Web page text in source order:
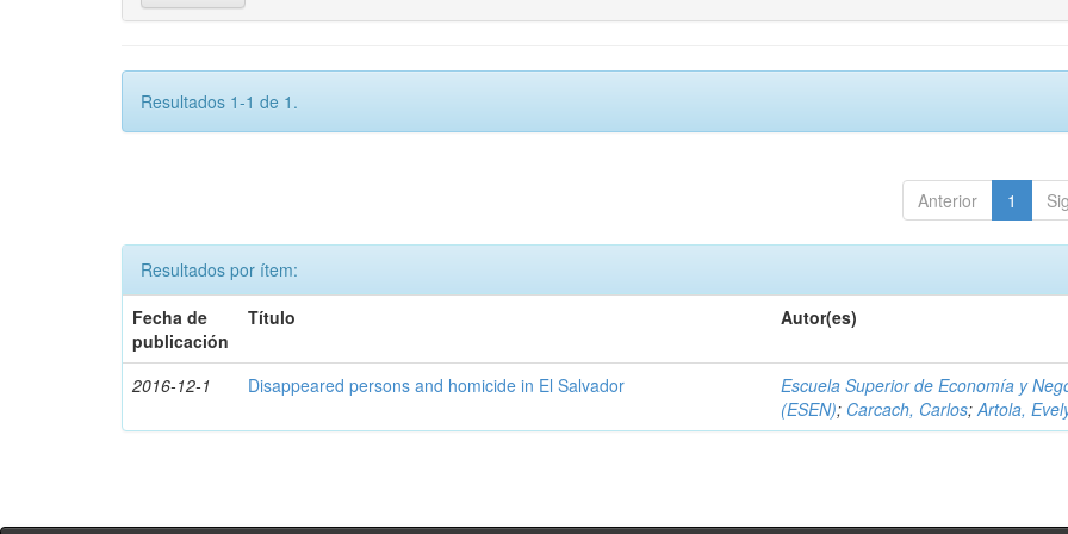
Resultados 1-1 de 1.
Anterior 1
Resultados por ítem:
Fecha de
publicación
Título Autor(es)
2016-12-1 Disappeared persons and homicide in El Salvador
Escuela Superior de Economía y
(ESEN); Carcach, Carlos;Artola,